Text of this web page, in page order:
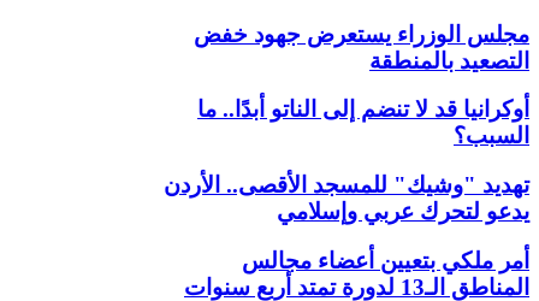
مجلس الوزراء يستعرض جهود خفض
التصعيد بالمنطقة
أوكرانيا قد لا تنضم إلى الناتو أبدًا.. ما
السبب؟
تهديد "وشيك" للمسجد الأقصى.. الأردن
يدعو لتحرك عربي وإسلامي
أمر ملكي بتعيين أعضاء مجالس
المناطق الـ13 لدورة تمتد أربع سنوات